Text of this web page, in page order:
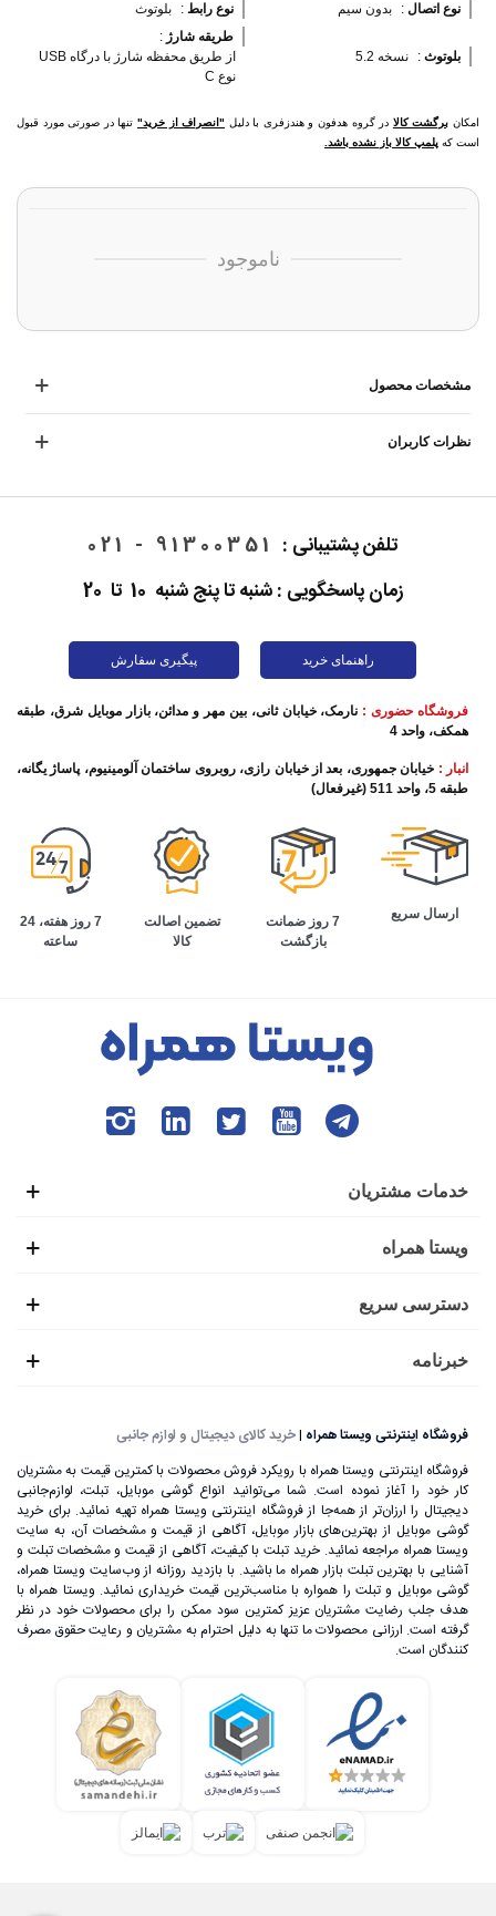
نوع اتصال : بدون سیم نوع رابط : بلوتوث
بلوتوث : نسخه 5.2
طریقه شارژ :
از طریق محفظه شارژ با درگاه USB
نوع C
امکان برگشت کالا در گروه هدفون و هندزفری با دلیل "انصراف از خرید" تنها در صورتی مورد قبول
است که پلمپ کالا باز نشده باشد.
ناموجود
مشخصات محصول
نظرات کاربران
تلفن پشتیبانی : 91300351 - 021
زمان پاسخگویی : شنبه تا پنج شنبه 10 تا 20
راهنمای خرید پیگیری سفارش
فروشگاه حضوری : نارمک، خیابان ثانی، بین مهر و مدائن، بازار موبایل شرق، طبقه
همکف، واحد 4
انبار : خیابان جمهوری، بعد از خیابان رازی، روبروی ساختمان آلومینیوم، پاساژ یگانه،
طبقه 5، واحد 511 (غیرفعال)
ارسال سریع
7 روز ضمانت
بازگشت
تضمین اصالت
کالا
7 روز هفته، 24
ساعته
خدمات مشتریان
ویستا همراه
دسترسی سریع
خبرنامه
فروشگاه اینترنتی ویستا همراه |خرید کالای دیجیتال و لوازم جانبی
فروشگاه اینترنتی ویستا همراه با رویکرد فروش محصولات با کمترین قیمت به مشتریان
کار خود را آغاز نموده است. شما می‌توانید انواع گوشی موبایل، تبلت، لوازم‌جانبی
دیجیتال را ارزان‌تر از همه‌جا از فروشگاه اینترنتی ویستا همراه تهیه نمائید. برای خرید
گوشی موبایل از بهترین‌های بازار موبایل، آگاهی از قیمت و مشخصات آن، به ‌سایت
ویستا همراه مراجعه نمائید. خرید تبلت با کیفیت، آگاهی از قیمت و مشخصات تبلت و
آشنایی با بهترین تبلت بازار همراه ما باشید. با بازدید روزانه از وب‌سایت ویستا همراه،
گوشی موبایل و تبلت را همواره با مناسب‌ترین قیمت خریداری نمائید. ویستا همراه با
هدف جلب رضایت مشتریان عزیز کمترین سود ممکن را برای محصولات خود در نظر
گرفته است. ارزانی محصولات ما تنها به دلیل احترام به مشتریان و رعایت حقوق مصرف
کنندگان است.